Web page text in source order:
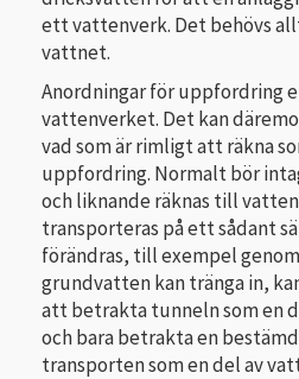
ett vattenverk. Det behövs
vattnet.
Anordningar för uppfordring
vattenverket. Det kan
vad som är rimligt att räkna
uppfordring. Normalt bör
och liknande räknas till
transporteras på ett sådant
förändras, till exempel
grundvatten kan tränga in,
att betrakta tunneln som en
och bara betrakta en
transporten som en del av